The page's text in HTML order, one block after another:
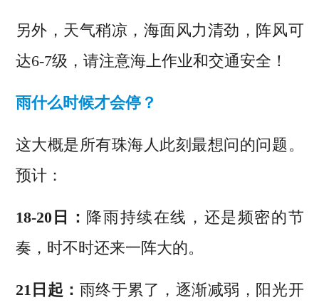
另外，天气稍凉，海面风力清劲， 阵风可
达6-7级， 请注意海上作业和交通安全！
雨什么时候才会停？
这大概是所有珠海人此刻最想问的问题。
预计：
18-20日： 降雨持续在线，还是频密的节
奏，时不时还来一阵大的。
21日起： 雨终于累了，逐渐减弱，阳光开